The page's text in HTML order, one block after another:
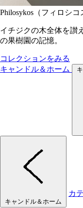
Philosykos（フィロシコ
イチジクの木全体を讃
の果樹園の記憶。
コレクションをみる
キャンドル＆ホーム
キャンドル＆ホーム
カ